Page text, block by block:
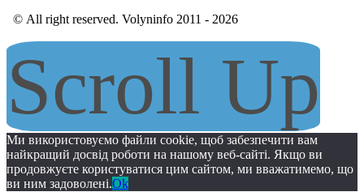
© All right reserved. Volyninfo 2011 - 2026
Scroll Up
Ми використовуємо файли cookie, щоб забезпечити вам
найкращий досвід роботи на нашому веб-сайті. Якщо ви
продовжуєте користуватися цим сайтом, ми вважатимемо, що
ви ним задоволені.Ok